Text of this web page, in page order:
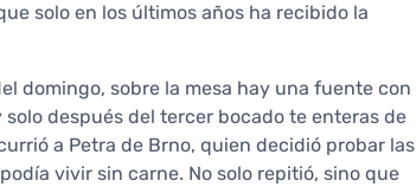
solo en los últimos años ha recibido la
domingo, sobre la mesa hay una fuente con
después del tercer bocado te enteras de
a Petra de Brno, quien decidió probar las
vivir sin carne. No solo repitió, sino que